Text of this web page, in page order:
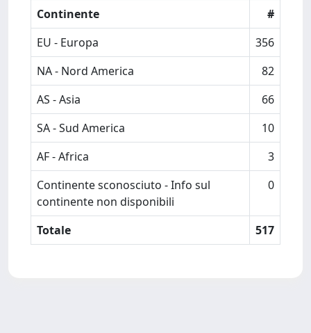
Continente
#
EU - Europa
356
NA - Nord America
82
AS - Asia
66
SA - Sud America
10
AF - Africa
3
Continente sconosciuto - Info sul
continente non disponibili
0
Totale 517